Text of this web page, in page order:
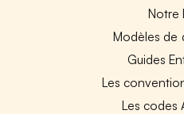
Notre
Modèles de
Guides
Les
Les codes